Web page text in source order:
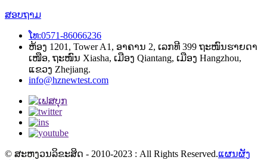
ສອບຖາມ
ໂທ:0571-86066236
ຫ້ອງ 1201, Tower A1, ອາຄານ 2, ເລກທີ 399 ຖະໜົນຮາຍດາ
ເໜືອ, ຖະໜົນ Xiasha, ເມືອງ Qiantang, ເມືອງ Hangzhou,
ແຂວງ Zhejiang.
info@hznewtest.com
© ສະຫງວນລິຂະສິດ - 2010-2023 : All Rights Reserved.ແຜນຜັງ